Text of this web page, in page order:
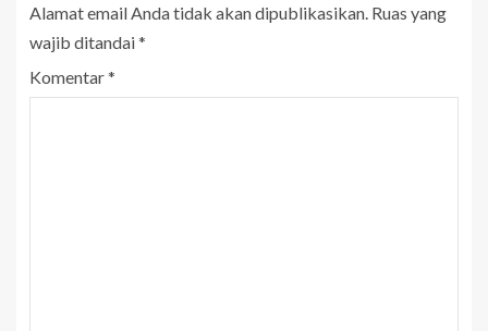
Alamat email Anda tidak akan dipublikasikan. Ruas yang
wajib ditandai*
Komentar*